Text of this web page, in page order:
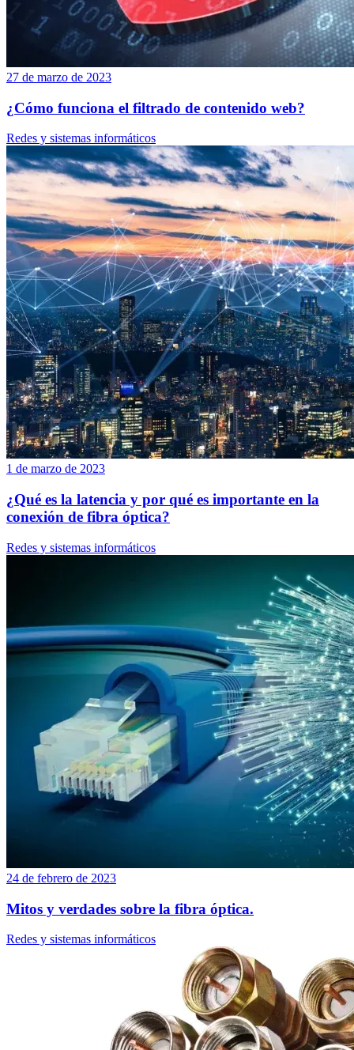
27 de marzo de 2023
¿Cómo funciona el filtrado de contenido web?
Redes y sistemas informáticos
1 de marzo de 2023
¿Qué es la latencia y por qué es importante en la
conexión de fibra óptica?
Redes y sistemas informáticos
24 de febrero de 2023
Mitos y verdades sobre la fibra óptica.
Redes y sistemas informáticos